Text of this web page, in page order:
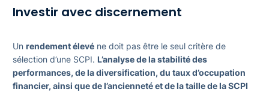
Investir avec discernement
Un rendement élevé ne doit pas être le seul critère de
sélection d’une SCPI. L’analyse de la stabilité des
performances, de la diversification, du taux d’occupation
financier, ainsi que de l’ancienneté et de la taille de la SCPI